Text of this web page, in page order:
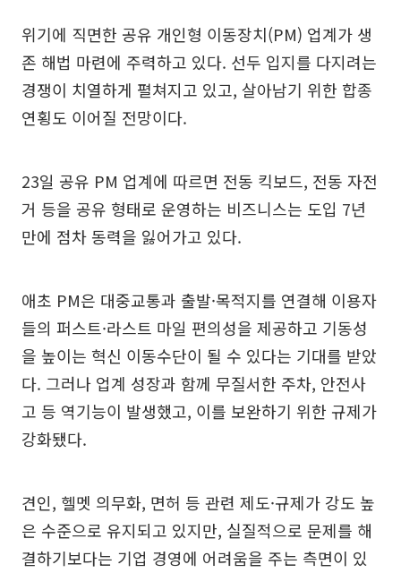
위기에 직면한 공유 개인형 이동장치(PM) 업계가 생
존 해법 마련에 주력하고 있다. 선두 입지를 다지려는
경쟁이 치열하게 펼쳐지고 있고, 살아남기 위한 합종
연횡도 이어질 전망이다.
23일 공유 PM 업계에 따르면 전동 킥보드, 전동 자전
거 등을 공유 형태로 운영하는 비즈니스는 도입 7년
만에 점차 동력을 잃어가고 있다.
애초 PM은 대중교통과 출발·목적지를 연결해 이용자
들의 퍼스트·라스트 마일 편의성을 제공하고 기동성
을 높이는 혁신 이동수단이 될 수 있다는 기대를 받았
다. 그러나 업계 성장과 함께 무질서한 주차, 안전사
고 등 역기능이 발생했고, 이를 보완하기 위한 규제가
강화됐다.
견인, 헬멧 의무화, 면허 등 관련 제도·규제가 강도 높
은 수준으로 유지되고 있지만, 실질적으로 문제를 해
결하기보다는 기업 경영에 어려움을 주는 측면이 있